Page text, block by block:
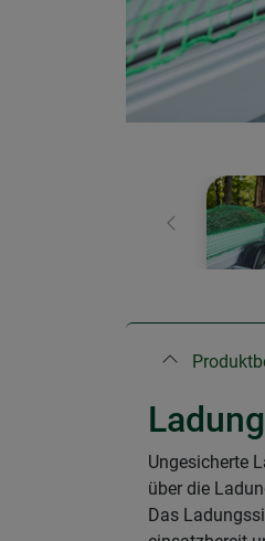
Zurück
Ungesicherte
über die
Das